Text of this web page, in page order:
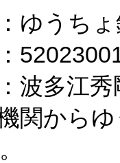
ゆうち
波多江
関から